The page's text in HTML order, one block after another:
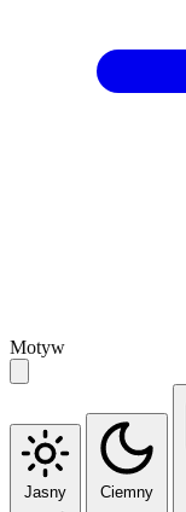
Motyw
Jasny Ciemny